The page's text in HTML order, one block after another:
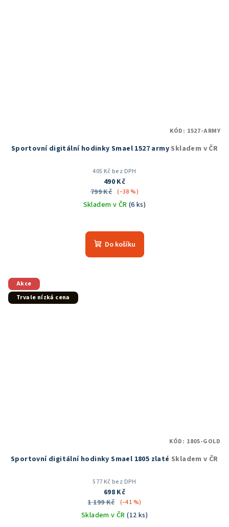
Sportovní digitální hodinky Smael 1527 army Skladem v ČR
405 Kč bez DPH
490 Kč
799 Kč (–38 %)
Skladem v ČR (6 ks)
hodnocení
produktu
Do košíku
KÓD: 1527-ARMY
Akce
Trvale nízká cena
Sportovní digitální hodinky Smael 1805 zlaté Skladem v ČR
577 Kč bez DPH
698 Kč
1 199 Kč
(–41 %)
Skladem v ČR(12 ks)
KÓD: 1805-GOLD